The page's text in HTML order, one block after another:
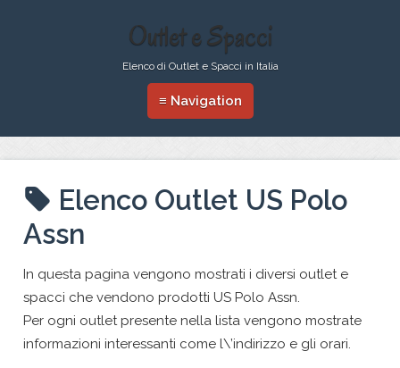
Outlet e Spacci
Elenco di Outlet e Spacci in Italia
≡ Navigation
Elenco Outlet US Polo
Assn
In questa pagina vengono mostrati i diversi outlet e
spacci che vendono prodotti US Polo Assn.
Per ogni outlet presente nella lista vengono mostrate
informazioni interessanti come l\’indirizzo e gli orari.